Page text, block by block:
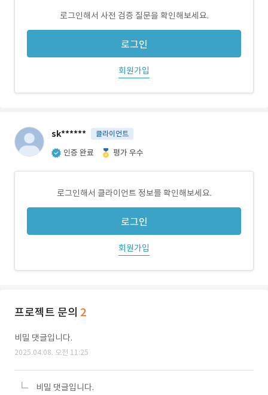
로그인해서 사전 검증 질문을 확인해보세요.
로그인
회원가입
sk****** 클라이언트
인증 완료 평가 우수
로그인해서 클라이언트 정보를 확인해보세요.
로그인
회원가입
프로젝트 문의 2
비밀 댓글입니다.
2025.04.08. 오전 11:25
비밀 댓글입니다.